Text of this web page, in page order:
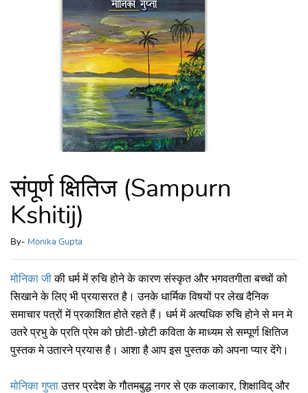
संपूर्ण क्षितिज (Sampurn
Kshitij)
By- Monika Gupta
मोनिका जीकी धर्म में रुचि होने के कारण संस्कृत और भगवतगीता बच्चों को
सिखाने के लिए भी प्रयासरत है। उनके धार्मिक विषयों पर लेख दैनिक
समाचार पत्रों में प्रकाशित होते रहते हैं। धर्म में अत्यधिक रुचि होने से मन मे
उतरे प्रभु के प्रति प्रेम को छोटी-छोटी कविता के माध्यम से सम्पूर्ण क्षितिज
पुस्तक मे उतारने प्रयास है। आशा है आप इस पुस्तक को अपना प्यार देंगे।
मोनिका गुप्ताउत्तर प्रदेश के गौतमबुद्ध नगर से एक कलाकार, शिक्षाविद् और